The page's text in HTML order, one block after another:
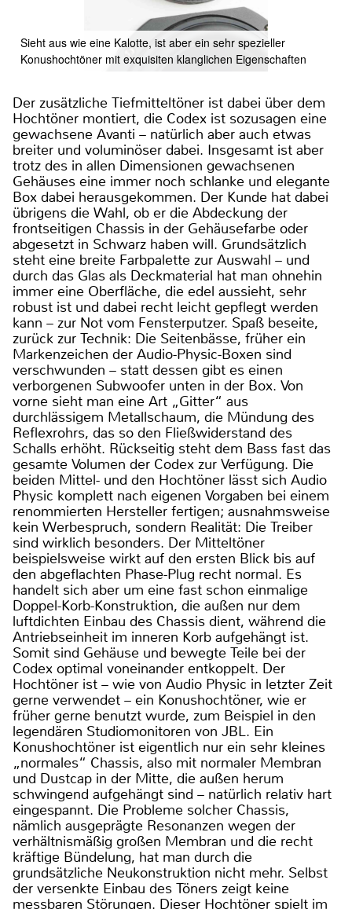
Sieht aus wie eine Kalotte, ist aber ein sehr spezieller
Konushochtöner mit exquisiten klanglichen Eigenschaften
Der zusätzliche Tiefmitteltöner ist dabei über dem
Hochtöner montiert, die Codex ist sozusagen eine
gewachsene Avanti – natürlich aber auch etwas
breiter und voluminöser dabei. Insgesamt ist aber
trotz des in allen Dimensionen gewachsenen
Gehäuses eine immer noch schlanke und elegante
Box dabei herausgekommen. Der Kunde hat dabei
übrigens die Wahl, ob er die Abdeckung der
frontseitigen Chassis in der Gehäusefarbe oder
abgesetzt in Schwarz haben will. Grundsätzlich
steht eine breite Farbpalette zur Auswahl – und
durch das Glas als Deckmaterial hat man ohnehin
immer eine Oberfläche, die edel aussieht, sehr
robust ist und dabei recht leicht gepflegt werden
kann – zur Not vom Fensterputzer. Spaß beseite,
zurück zur Technik: Die Seitenbässe, früher ein
Markenzeichen der Audio-Physic-Boxen sind
verschwunden – statt dessen gibt es einen
verborgenen Subwoofer unten in der Box. Von
vorne sieht man eine Art „Gitter“ aus
durchlässigem Metallschaum, die Mündung des
Reflexrohrs, das so den Fließwiderstand des
Schalls erhöht. Rückseitig steht dem Bass fast das
gesamte Volumen der Codex zur Verfügung. Die
beiden Mittel- und den Hochtöner lässt sich Audio
Physic komplett nach eigenen Vorgaben bei einem
renommierten Hersteller fertigen; ausnahmsweise
kein Werbespruch, sondern Realität: Die Treiber
sind wirklich besonders. Der Mitteltöner
beispielsweise wirkt auf den ersten Blick bis auf
den abgeflachten Phase-Plug recht normal. Es
handelt sich aber um eine fast schon einmalige
Doppel-Korb-Konstruktion, die außen nur dem
luftdichten Einbau des Chassis dient, während die
Antriebseinheit im inneren Korb aufgehängt ist.
Somit sind Gehäuse und bewegte Teile bei der
Codex optimal voneinander entkoppelt. Der
Hochtöner ist – wie von Audio Physic in letzter Zeit
gerne verwendet – ein Konushochtöner, wie er
früher gerne benutzt wurde, zum Beispiel in den
legendären Studiomonitoren von JBL. Ein
Konushochtöner ist eigentlich nur ein sehr kleines
„normales“ Chassis, also mit normaler Membran
und Dustcap in der Mitte, die außen herum
schwingend aufgehängt sind – natürlich relativ hart
eingespannt. Die Probleme solcher Chassis,
nämlich ausgeprägte Resonanzen wegen der
verhältnismäßig großen Membran und die recht
kräftige Bündelung, hat man durch die
grundsätzliche Neukonstruktion nicht mehr. Selbst
der versenkte Einbau des Töners zeigt keine
messbaren Störungen. Dieser Hochtöner spielt im